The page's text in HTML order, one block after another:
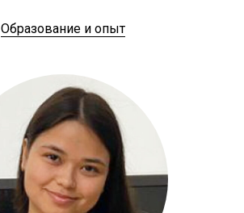
Образование и опыт